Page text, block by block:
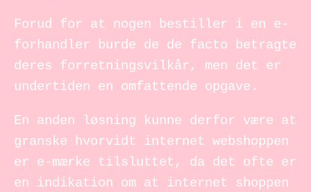
Forud for at nogen bestiller i en e-
forhandler burde de de facto betragte
deres forretningsvilkår, men det er
undertiden en omfattende opgave.
En anden løsning kunne derfor være at
granske hvorvidt internet webshoppen
er e-mærke tilsluttet, da det ofte er
en indikation om at internet shoppen